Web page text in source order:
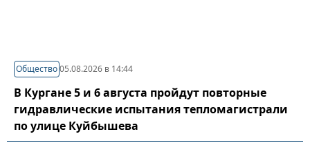
Общество05.08.2026 в 14:44
В Кургане 5 и 6 августа пройдут повторные
гидравлические испытания тепломагистрали
по улице Куйбышева